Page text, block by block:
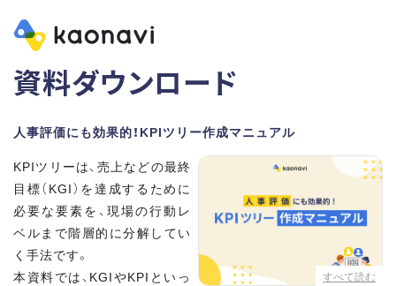
資料ダウンロード
人事評価にも効果的！KPIツリー作成マニュアル
すべて読む
KPIツリーは、売上などの最終
目標（KGI）を達成するために
必要な要素を、現場の行動レ
ベルまで階層的に分解してい
く手法です。
本資料では、KGIやKPIといっ